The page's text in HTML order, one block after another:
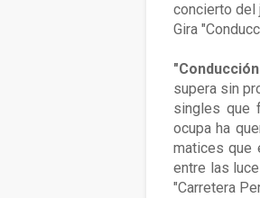
concierto del
Gira
supera sin
singles que
ocupa ha
matices que
entre las
"Carretera